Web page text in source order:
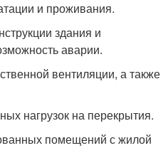
и проживания.
здания и
аварии.
вентиляции, а также
нагрузок на перекрытия.
помещений с жилой